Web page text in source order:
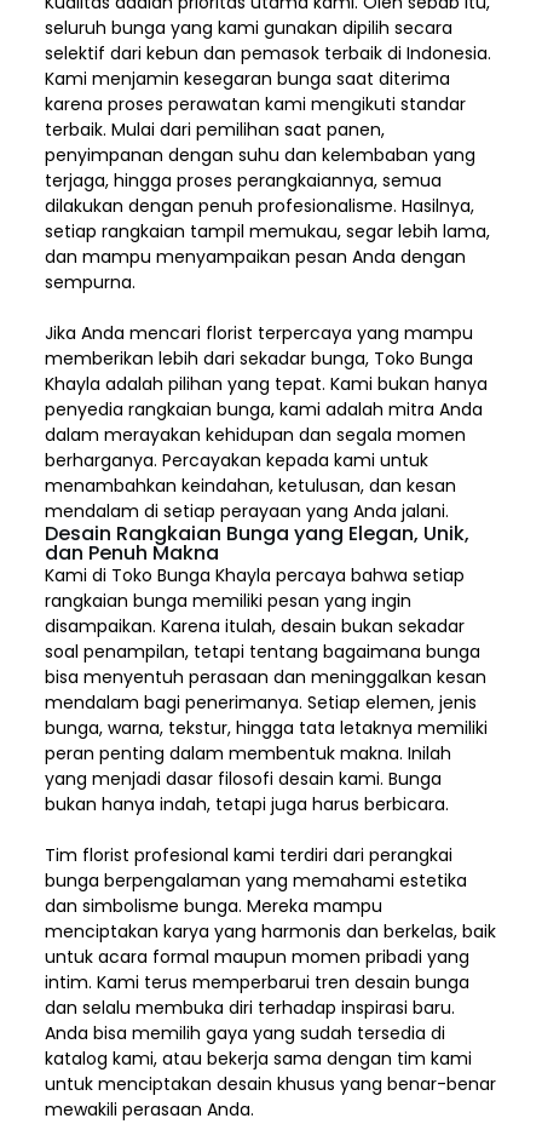
seluruh bunga yang kami gunakan dipilih secara
selektif dari kebun dan pemasok terbaik di Indonesia.
Kami menjamin kesegaran bunga saat diterima
karena proses perawatan kami mengikuti standar
terbaik. Mulai dari pemilihan saat panen,
penyimpanan dengan suhu dan kelembaban yang
terjaga, hingga proses perangkaiannya, semua
dilakukan dengan penuh profesionalisme. Hasilnya,
setiap rangkaian tampil memukau, segar lebih lama,
dan mampu menyampaikan pesan Anda dengan
sempurna.
Jika Anda mencari florist terpercaya yang mampu
memberikan lebih dari sekadar bunga, Toko Bunga
Khayla adalah pilihan yang tepat. Kami bukan hanya
penyedia rangkaian bunga, kami adalah mitra Anda
dalam merayakan kehidupan dan segala momen
berharganya. Percayakan kepada kami untuk
menambahkan keindahan, ketulusan, dan kesan
mendalam di setiap perayaan yang Anda jalani.
Desain Rangkaian Bunga yang Elegan, Unik,
dan Penuh Makna
Kami di Toko Bunga Khayla percaya bahwa setiap
rangkaian bunga memiliki pesan yang ingin
disampaikan. Karena itulah, desain bukan sekadar
soal penampilan, tetapi tentang bagaimana bunga
bisa menyentuh perasaan dan meninggalkan kesan
mendalam bagi penerimanya. Setiap elemen, jenis
bunga, warna, tekstur, hingga tata letaknya memiliki
peran penting dalam membentuk makna. Inilah
yang menjadi dasar filosofi desain kami. Bunga
bukan hanya indah, tetapi juga harus berbicara.
Tim florist profesional kami terdiri dari perangkai
bunga berpengalaman yang memahami estetika
dan simbolisme bunga. Mereka mampu
menciptakan karya yang harmonis dan berkelas, baik
untuk acara formal maupun momen pribadi yang
intim. Kami terus memperbarui tren desain bunga
dan selalu membuka diri terhadap inspirasi baru.
Anda bisa memilih gaya yang sudah tersedia di
katalog kami, atau bekerja sama dengan tim kami
untuk menciptakan desain khusus yang benar-benar
mewakili perasaan Anda.